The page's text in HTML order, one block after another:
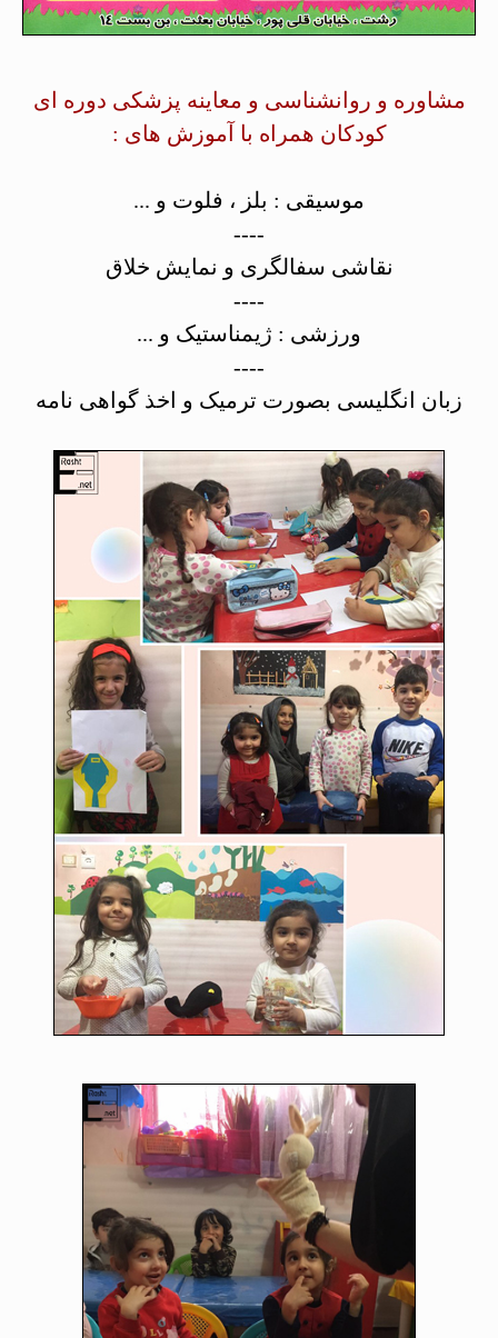
مشاوره و روانشناسی و معاینه پزشکی دوره ای
کودکان همراه با آموزش های :
موسیقی : بلز ، فلوت و ...
----
نقاشی سفالگری و نمایش خلاق
----
ورزشی : ژیمناستیک و ...
----
زبان انگلیسی بصورت ترمیک و اخذ گواهی نامه